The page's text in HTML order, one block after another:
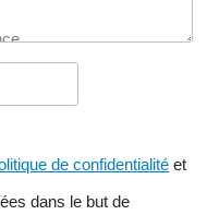
de confidentialité et
dans le but de